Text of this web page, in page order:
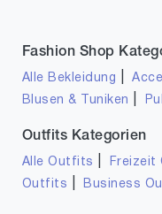
Fashion Shop
Alle Bekleidung |
Blusen & Tuniken
Outfits Kategorien
Alle Outfits Freizeit
Outfits
Business